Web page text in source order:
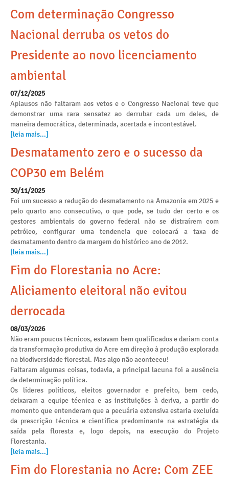
Com determinação Congresso
Nacional derruba os vetos do
Presidente ao novo licenciamento
ambiental
07/12/2025
Aplausos não faltaram aos vetos e o Congresso Nacional teve que
demonstrar uma rara sensatez ao derrubar cada um deles, de
maneira democrática, determinada, acertada e incontestável.
[leia mais...]
Desmatamento zero e o sucesso da
COP30 em Belém
30/11/2025
Foi um sucesso a redução do desmatamento na Amazonia em 2025 e
pelo quarto ano consecutivo, o que pode, se tudo der certo e os
gestores ambientais do governo federal não se distraírem com
petróleo, configurar uma tendencia que colocará a taxa de
desmatamento dentro da margem do histórico ano de 2012.
[leia mais...]
Fim do Florestania no Acre:
Aliciamento eleitoral não evitou
derrocada
08/03/2026
Não eram poucos técnicos, estavam bem qualificados e dariam conta
da transformação produtiva do Acre em direção à produção explorada
na biodiversidade florestal. Mas algo não aconteceu!
Faltaram algumas coisas, todavia, a principal lacuna foi a ausência
de determinação política.
Os líderes políticos, eleitos governador e prefeito, bem cedo,
deixaram a equipe técnica e as instituições à deriva, a partir do
momento que entenderam que a pecuária extensiva estaria excluída
da prescrição técnica e científica predominante na estratégia da
saída pela floresta e, logo depois, na execução do Projeto
Florestania.
[leia mais...]
Fim do Florestania no Acre: Com ZEE